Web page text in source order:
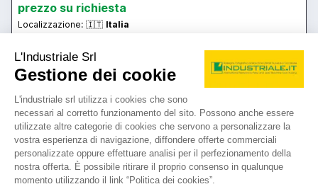
prezzo su richiesta
Localizzazione: 🇮🇹 Italia
25IND2201
🇮🇹 BM Macchine Utensili S.r.l.
4.5
2
contatta
vedi di più